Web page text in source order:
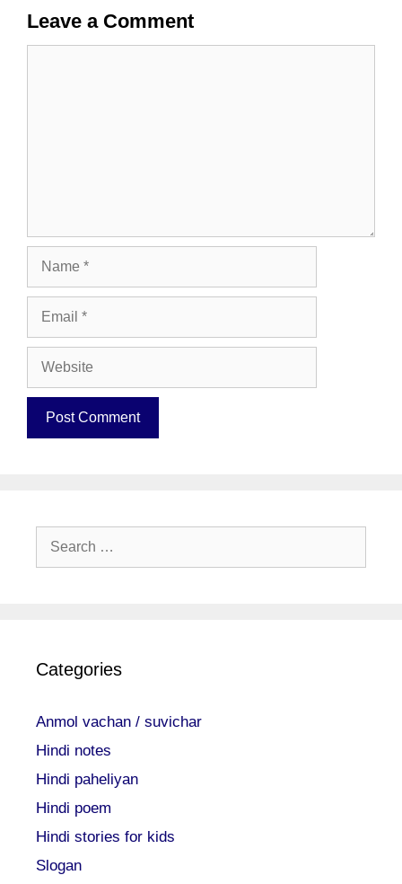
Leave a Comment
Search
Categories
Anmol vachan / suvichar
Hindi notes
Hindi paheliyan
Hindi poem
Hindi stories for kids
Slogan